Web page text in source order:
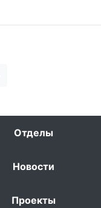
Отделы
Новости
Проекты